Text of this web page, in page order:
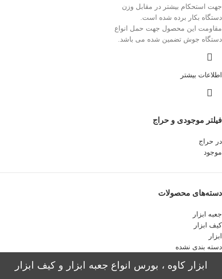
فیلتر موجودی و حراج
در حراج
موجود
دسته‌های محصولات
جعبه ابزار
کیف ابزار
ابزار
دسته بندی نشده
جهت استحکام بیشتر در مقابل وزن
دستگاه بکار برده شده است.
مقاومت این محصول جهت حمل انواع
دستگاه جوش تضمین شده می باشد.
اطلاعات بیشتر
ابزار کاوه ، بورس انواع جعبه ابزار و کیف ابزار